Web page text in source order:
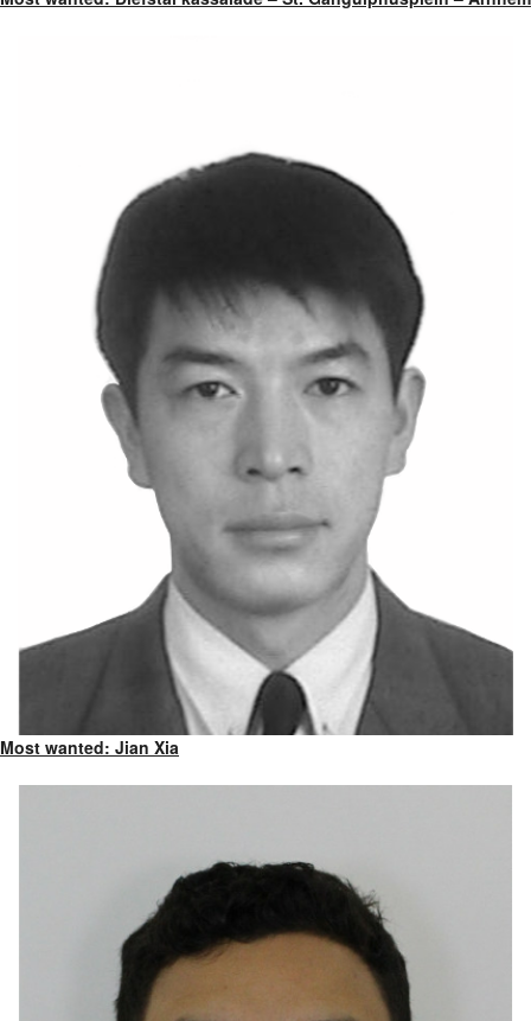
Most wanted: Jian Xia